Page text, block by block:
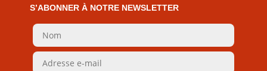
S’ABONNER À NOTRE NEWSLETTER